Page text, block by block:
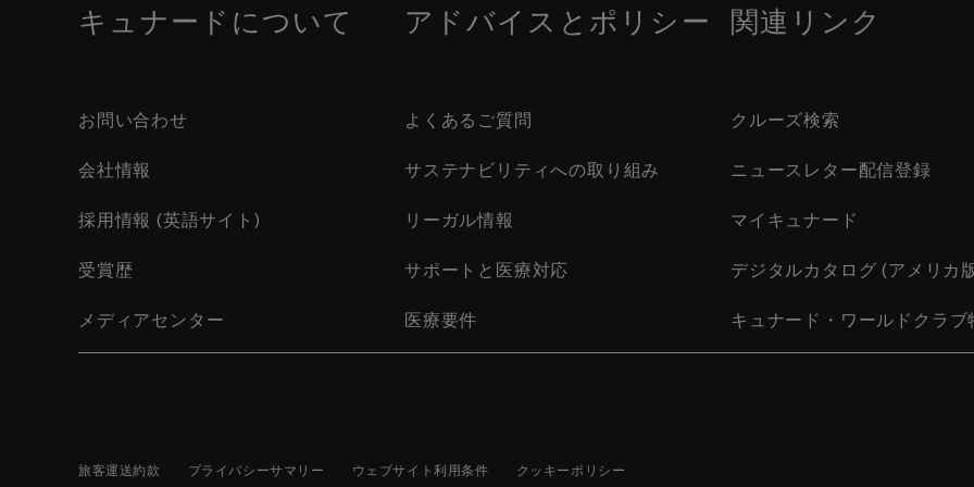
キュナードについて
お問い合わせ
会社情報
採用情報 (英語サイト)
受賞歴
メディアセンター
アドバイスとポリシー
よくあるご質問
サステナビリティへの取り組み
リーガル情報
サポートと医療対応
医療要件
関連リンク
クルーズ検索
ニュースレター配信登録
マイキュナード
デジタルカタログ (アメリカ
キュナード・ワールドクラブ
旅客運送約款 プライバシーサマリー ウェブサイト利用条件 クッキーポリシー